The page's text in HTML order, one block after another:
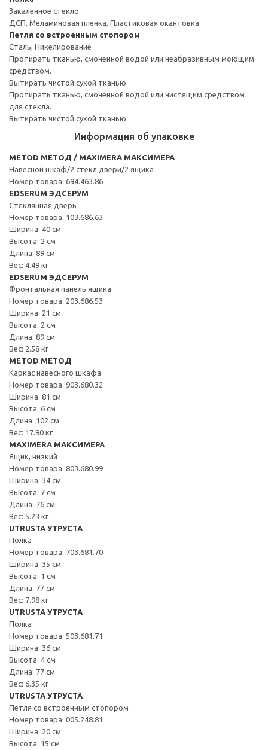
Закаленное стекло
ДСП, Меламиновая пленка, Пластиковая окантовка
Петля со встроенным стопором
Сталь, Никелирование
Протирать тканью, смоченной водой или неабразивным моющим
средством.
Вытирать чистой сухой тканью.
Протирать тканью, смоченной водой или чистящим средством
для стекла.
Вытирать чистой сухой тканью.
Информация об упаковке
METOD МЕТОД / MAXIMERA МАКСИМЕРА
Навесной шкаф/2 стекл двери/2 ящика
Номер товара: 694.463.86
EDSERUM ЭДСЕРУМ
Стеклянная дверь
Номер товара: 103.686.63
Ширина: 40 см
Высота: 2 см
Длина: 89 см
Вес: 4.49 кг
EDSERUM ЭДСЕРУМ
Фронтальная панель ящика
Номер товара: 203.686.53
Ширина: 21 см
Высота: 2 см
Длина: 89 см
Вес: 2.58 кг
METOD МЕТОД
Каркас навесного шкафа
Номер товара: 903.680.32
Ширина: 81 см
Высота: 6 см
Длина: 102 см
Вес: 17.90 кг
MAXIMERA МАКСИМЕРА
Ящик, низкий
Номер товара: 803.680.99
Ширина: 34 см
Высота: 7 см
Длина: 76 см
Вес: 5.23 кг
UTRUSTA УТРУСТА
Полка
Номер товара: 703.681.70
Ширина: 35 см
Высота: 1 см
Длина: 77 см
Вес: 7.98 кг
UTRUSTA УТРУСТА
Полка
Номер товара: 503.681.71
Ширина: 36 см
Высота: 4 см
Длина: 77 см
Вес: 6.35 кг
UTRUSTA УТРУСТА
Петля со встроенным стопором
Номер товара: 005.248.81
Ширина: 20 см
Высота: 15 см